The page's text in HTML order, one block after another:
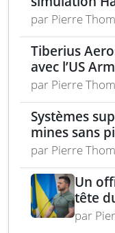
un
unique
par Pierre
Tiberius
avec l’US
d’artillerie
par Pierre
Systèmes
mines sans
nationale
par Pierre
Un
tête
par